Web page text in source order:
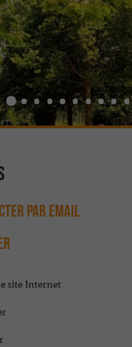
PAR EMAIL
site Internet